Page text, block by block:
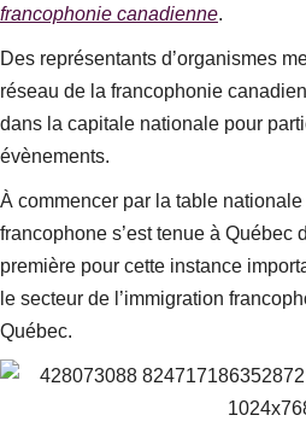
francophonie canadienne.
Des représentants d’organismes
réseau de la francophonie
dans la capitale nationale pour
évènements.
À commencer par la table nationale
francophone s’est tenue à Québec
première pour cette instance
le secteur de l’immigration
Québec.